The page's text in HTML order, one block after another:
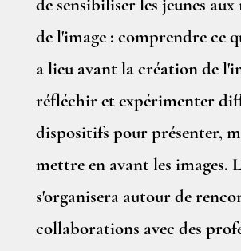
de sensibiliser les jeunes aux
de l'image : comprendre ce
a lieu avant la création de
réfléchir et expérimenter
dispositifs pour présenter,
mettre en avant les images.
s'organisera autour de
collaborations avec des